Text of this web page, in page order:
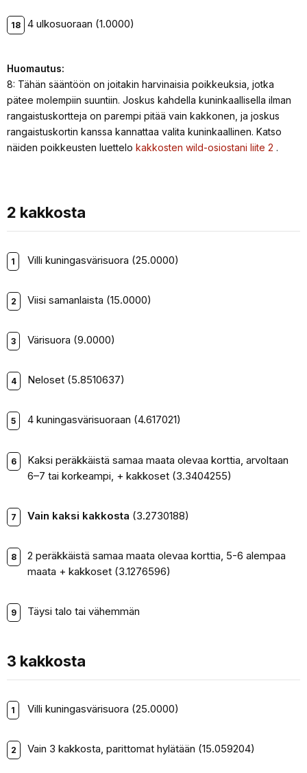
4 ulkosuoraan (1.0000)
Huomautus:
8: Tähän sääntöön on joitakin harvinaisia poikkeuksia, jotka
pätee molempiin suuntiin. Joskus kahdella kuninkaallisella ilman
rangaistuskortteja on parempi pitää vain kakkonen, ja joskus
rangaistuskortin kanssa kannattaa valita kuninkaallinen. Katso
näiden poikkeusten luettelo kakkosten wild-osiostani liite 2 .
2 kakkosta
Villi kuningasvärisuora (25.0000)
Viisi samanlaista (15.0000)
Värisuora (9.0000)
Neloset (5.8510637)
4 kuningasvärisuoraan (4.617021)
Kaksi peräkkäistä samaa maata olevaa korttia, arvoltaan
6–7 tai korkeampi, + kakkoset (3.3404255)
Vain kaksi kakkosta (3.2730188)
2 peräkkäistä samaa maata olevaa korttia, 5-6 alempaa
maata + kakkoset (3.1276596)
Täysi talo tai vähemmän
3 kakkosta
Villi kuningasvärisuora (25.0000)
Vain 3 kakkosta, parittomat hylätään (15.059204)